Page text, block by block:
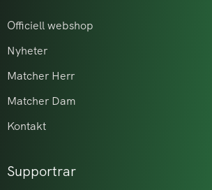
Officiell webshop
Nyheter
Matcher Herr
Matcher Dam
Kontakt
Supportrar